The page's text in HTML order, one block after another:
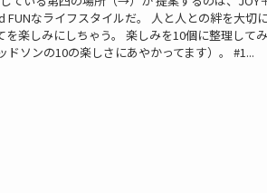
FUNなライフスタイルだ。 人と人との絆を大切に
を楽しみにしちゃう。 楽しみを10個に整理して
ドソンの10の楽しさにあやかってます）。 #1...